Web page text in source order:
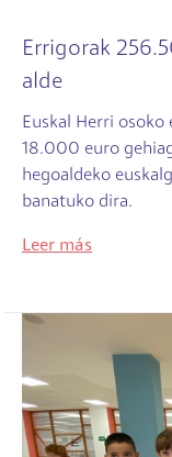
Errigorak
alde
Euskal Herri osoko
18.000 euro
hegoaldeko
banatuko dira.
Leer más
Irudia